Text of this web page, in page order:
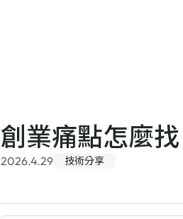
創業痛點怎麼
2026.4.29 技術分享